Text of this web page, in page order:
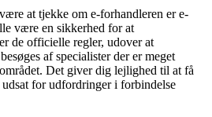
at tjekke om e-forhandleren er e-
være en sikkerhed for at
de officielle regler, udover at
af specialister der er meget
Det giver dig lejlighed til at få
for udfordringer i forbindelse